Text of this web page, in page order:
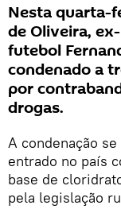
Nesta quarta-
de Oliveira,
futebol
condenado a
por
drogas.
A condenação
entrado no país
base de
pela legislação